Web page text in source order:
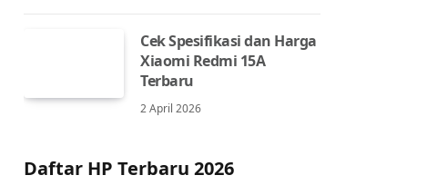
Cek Spesifikasi dan Harga
Xiaomi Redmi 15A
Terbaru
2 April 2026
Daftar HP Terbaru 2026